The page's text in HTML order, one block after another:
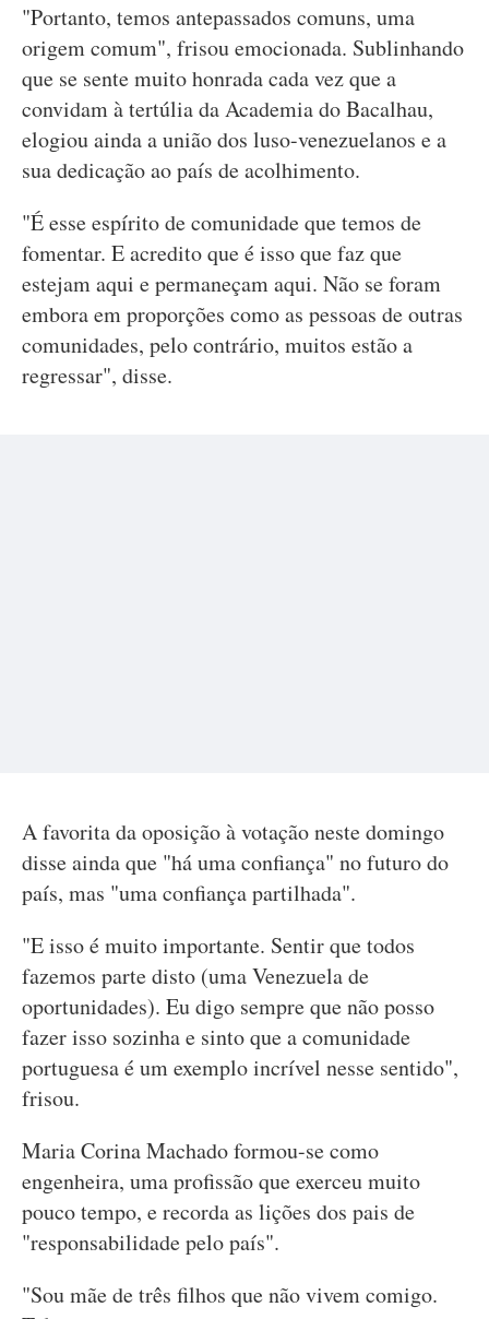
"Portanto, temos antepassados comuns, uma
origem comum", frisou emocionada. Sublinhando
que se sente muito honrada cada vez que a
convidam à tertúlia da Academia do Bacalhau,
elogiou ainda a união dos luso-venezuelanos e a
sua dedicação ao país de acolhimento.
"É esse espírito de comunidade que temos de
fomentar. E acredito que é isso que faz que
estejam aqui e permaneçam aqui. Não se foram
embora em proporções como as pessoas de outras
comunidades, pelo contrário, muitos estão a
regressar", disse.
A favorita da oposição à votação neste domingo
disse ainda que "há uma confiança" no futuro do
país, mas "uma confiança partilhada".
"E isso é muito importante. Sentir que todos
fazemos parte disto (uma Venezuela de
oportunidades). Eu digo sempre que não posso
fazer isso sozinha e sinto que a comunidade
portuguesa é um exemplo incrível nesse sentido",
frisou.
Maria Corina Machado formou-se como
engenheira, uma profissão que exerceu muito
pouco tempo, e recorda as lições dos pais de
"responsabilidade pelo país".
"Sou mãe de três filhos que não vivem comigo.